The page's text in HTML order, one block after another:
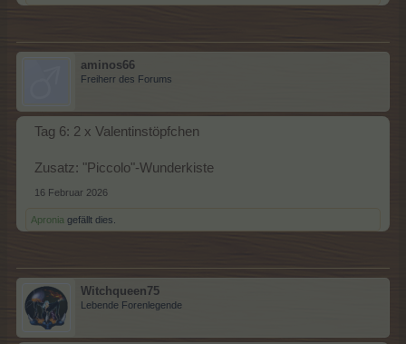
aminos66
Freiherr des Forums
Tag 6: 2 x Valentinstöpfchen
Zusatz: "Piccolo"-Wunderkiste
16 Februar 2026
Apronia gefällt dies.
Witchqueen75
Lebende Forenlegende